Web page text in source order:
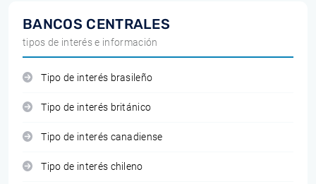
BANCOS CENTRALES
tipos de interés e información
Tipo de interés brasileño
Tipo de interés británico
Tipo de interés canadiense
Tipo de interés chileno